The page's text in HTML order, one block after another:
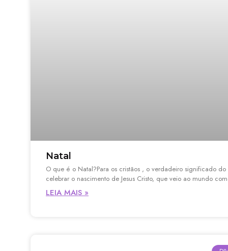
Natal
O que é o Natal?Para os cristãos , o verdadeiro significado
celebrar o nascimento de Jesus Cristo, que veio ao mundo
LEIA MAIS »